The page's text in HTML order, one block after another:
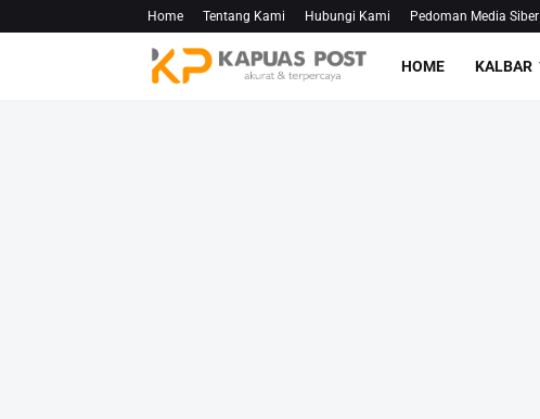
Home Tentang Kami Hubungi Kami Pedoman Media Siber
HOME KALBAR